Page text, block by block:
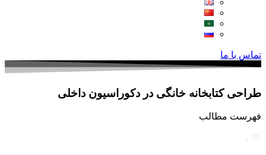
تماس با ما
طراحی کتابخانه خانگی در دکوراسیون داخلی
فهرست مطالب